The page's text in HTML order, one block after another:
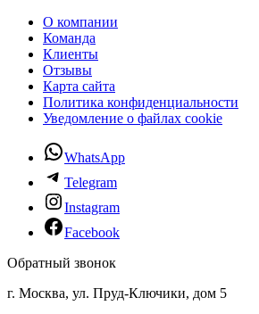
О компании
Команда
Клиенты
Отзывы
Карта сайта
Политика конфиденциальности
Уведомление о файлах cookie
WhatsApp
Telegram
Instagram
Facebook
Обратный звонок
г. Москва, ул. Пруд-Ключики, дом 5